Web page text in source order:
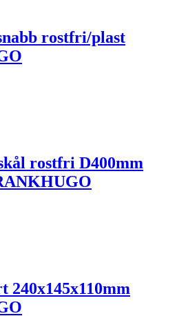
rostfri/plast
rostfri D400mm
240x145x110mm